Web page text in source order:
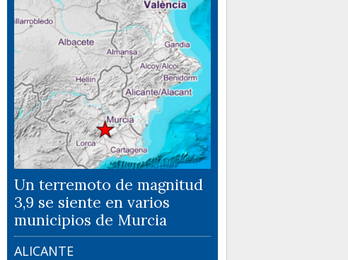
Un terremoto de magnitud
3,9 se siente en varios
municipios de Murcia
ALICANTE